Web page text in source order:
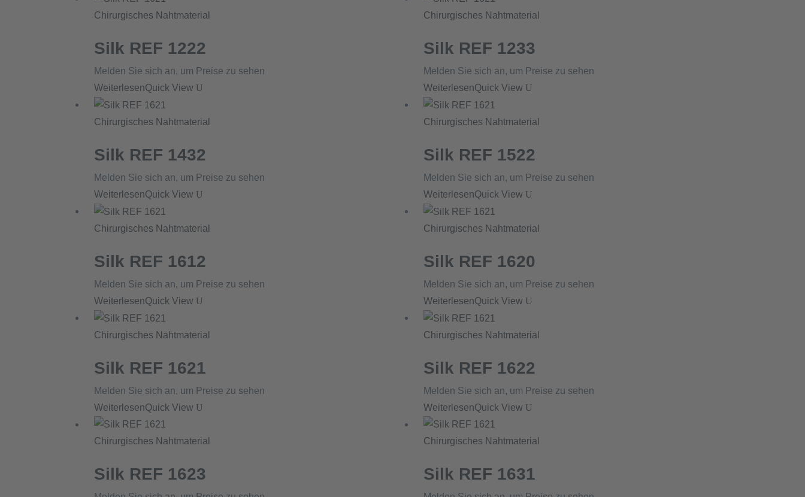
Chirurgisches Nahtmaterial
Silk REF 1222
Melden Sie sich an, um Preise zu sehen
WeiterlesenQuick View
Chirurgisches Nahtmaterial
Silk REF 1233
Melden Sie sich an, um Preise zu sehen
WeiterlesenQuick View
Chirurgisches Nahtmaterial
Silk REF 1432
Melden Sie sich an, um Preise zu sehen
WeiterlesenQuick View
Chirurgisches Nahtmaterial
Silk REF 1522
Melden Sie sich an, um Preise zu sehen
WeiterlesenQuick View
Chirurgisches Nahtmaterial
Silk REF 1612
Melden Sie sich an, um Preise zu sehen
WeiterlesenQuick View
Chirurgisches Nahtmaterial
Silk REF 1620
Melden Sie sich an, um Preise zu sehen
WeiterlesenQuick View
Chirurgisches Nahtmaterial
Silk REF 1621
Melden Sie sich an, um Preise zu sehen
WeiterlesenQuick View
Chirurgisches Nahtmaterial
Silk REF 1622
Melden Sie sich an, um Preise zu sehen
WeiterlesenQuick View
Chirurgisches Nahtmaterial
Silk REF 1623
Chirurgisches Nahtmaterial
Silk REF 1631